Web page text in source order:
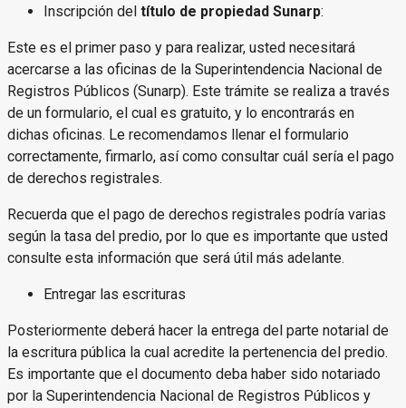
Inscripción del título de propiedad Sunarp:
Este es el primer paso y para realizar, usted necesitará
acercarse a las oficinas de la Superintendencia Nacional de
Registros Públicos (Sunarp). Este trámite se realiza a través
de un formulario, el cual es gratuito, y lo encontrarás en
dichas oficinas. Le recomendamos llenar el formulario
correctamente, firmarlo, así como consultar cuál sería el pago
de derechos registrales.
Recuerda que el pago de derechos registrales podría varias
según la tasa del predio, por lo que es importante que usted
consulte esta información que será útil más adelante.
Entregar las escrituras
Posteriormente deberá hacer la entrega del parte notarial de
la escritura pública la cual acredite la pertenencia del predio.
Es importante que el documento deba haber sido notariado
por la Superintendencia Nacional de Registros Públicos y